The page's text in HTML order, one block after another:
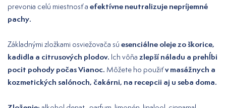
prevonia celú miestnosť a efektívne neutralizuje nepríjemné
pachy.
Základnými zložkami osviežovača sú esenciálne oleje zo škorice,
kadidla a citrusových plodov. Ich vôňa zlepší náladu a prehĺbi
pocit pohody počas Vianoc. Môžete ho použiťv masážnych a
kozmetických salónoch, čakárni, na recepcii aj u seba doma.